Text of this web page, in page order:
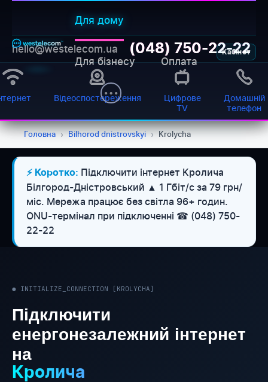
Для дому
Для бізнесу Оплата
Кабінет
hello@westelecom.ua (048) 750-22-22
Відеоспостереження
Цифрове
TV
Домашній
телефон
Головна › Bilhorod dnistrovskyi › Krolycha
⚡ Коротко: Підключити інтернет Кролича
Білгород-Дністровський ▲ 1 Гбіт/с за 79 грн/
міс. Мережа працює без світла 96+ годин.
ONU-термінал при підключенні ☎ (048) 750-
22-22
● INITIALIZE_CONNECTION [KROLYCHA]
Підключити
енергонезалежний інтернет
на
Кролича